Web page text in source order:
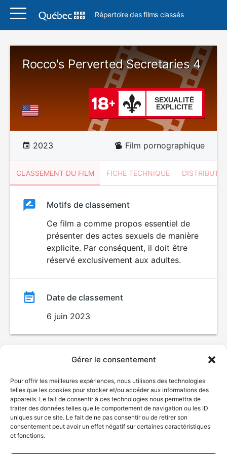
Gérer le consentement
Pour offrir les meilleures expériences, nous utilisons des technologies
telles que les cookies pour stocker et/ou accéder aux informations des
appareils. Le fait de consentir à ces technologies nous permettra de
traiter des données telles que le comportement de navigation ou les ID
uniques sur ce site. Le fait de ne pas consentir ou de retirer son
consentement peut avoir un effet négatif sur certaines caractéristiques
et fonctions.
Répertoire des films classés
Rocco's Perverted Secretaries 4
SEXUALITÉ
EXPLICITE
2023 Film pornographique
CLASSEMENT DU FILM FICHE TECHNIQUE
ClassementClassement
SEXUALITÉ
EXPLICITE
Motifs de classement
Ce film a comme propos essentiel de
présenter des actes sexuels de manière
explicite. Par conséquent, il doit être
réservé exclusivement aux adultes.
Date de classement
6 juin 2023